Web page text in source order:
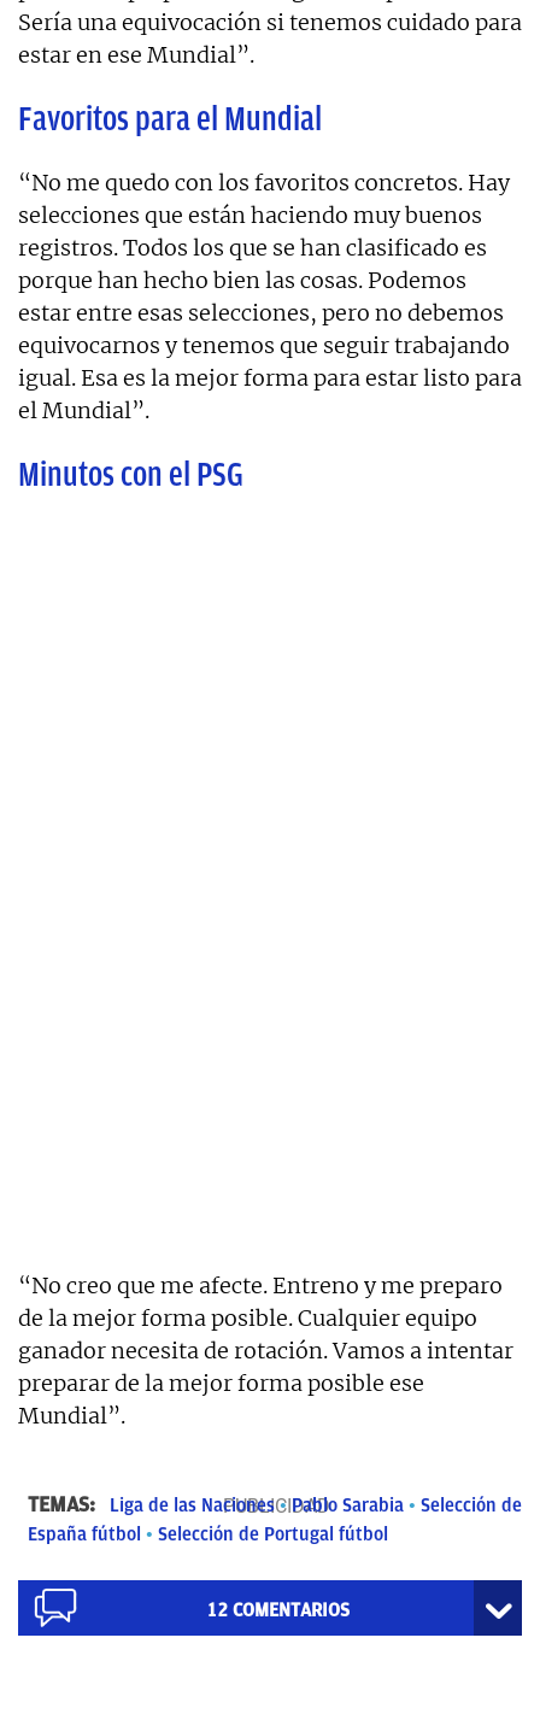
Sería una equivocación si tenemos cuidado para
estar en ese Mundial”.
Favoritos para el Mundial
“No me quedo con los favoritos concretos. Hay
selecciones que están haciendo muy buenos
registros. Todos los que se han clasificado es
porque han hecho bien las cosas. Podemos
estar entre esas selecciones, pero no debemos
equivocarnos y tenemos que seguir trabajando
igual. Esa es la mejor forma para estar listo para
el Mundial”.
Minutos con el PSG
“No creo que me afecte. Entreno y me preparo
de la mejor forma posible. Cualquier equipo
ganador necesita de rotación. Vamos a intentar
preparar de la mejor forma posible ese
Mundial”.
TEMAS: Liga de las Naciones Pablo Sarabia
Selección de
España fútbol
Selección de Portugal fútbol
12 COMENTARIOS